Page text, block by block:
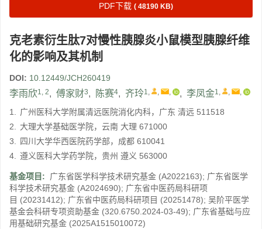
PDF下载 ( 48190 KB)
克老素衍生肽7对慢性胰腺炎小鼠模型胰腺纤维
化的影响及其机制
DOI: 10.12449/JCH260419
李雨欣1, 2, 傅家财3, 陈赛4, 齐玲1, , , , 李凤金1, , ,
1. 广州医科大学附属清远医院消化内科，广东 清远 511518
2. 大理大学基础医学院，云南 大理 671000
3. 四川大学华西医院药学部，成都 610041
4. 遵义医科大学药学院，贵州 遵义 563000
基金项目: 广东省医学科学技术研究基金 (A2022163); 广东省医学
科学技术研究基金 (A2024690); 广东省中医药局科研项
目 (20231412); 广东省中医药局科研项目 (20251478); 吴阶平医学
基金会科研专项资助基金 (320.6750.2024-03-49); 广东省基础与应
用基础研究基金 (2025A1515010072)